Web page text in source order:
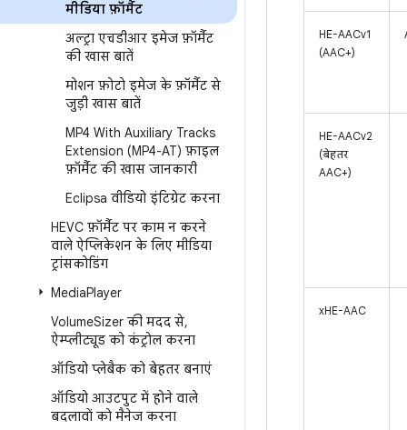
मीडिया फ़ॉर्मैट
अल्ट्रा एचडीआर इमेज फ़ॉर्मैट
की खास बातें
मोशन फ़ोटो इमेज के फ़ॉर्मैट से
जुड़ी खास बातें
MP4 With Auxiliary Tracks
Extension (MP4-AT) फ़ाइल
फ़ॉर्मैट की खास जानकारी
Eclipsa वीडियो इंटिग्रेट करना
HEVC फ़ॉर्मैट पर काम न करने
वाले ऐप्लिकेशन के लिए मीडिया
ट्रांसकोडिंग
MediaPlayer
VolumeSizer की मदद से,
ऐम्प्लीट्यूड को कंट्रोल करना
ऑडियो प्लेबैक को बेहतर बनाएं
ऑडियो आउटपुट में होने वाले
बदलावों को मैनेज करना
HE-AACv1
(AAC+)
HE-AACv2
(बेहतर
AAC+)
xHE-AAC